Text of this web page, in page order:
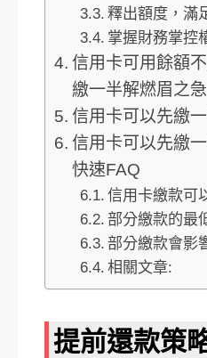
釋出額度，滿
掌握財務掌控
信用卡可用餘額
繳一半解燃眉之急
信用卡可以先繳
信用卡可以先繳
快速FAQ
信用卡繳款可
部分繳款的最
部分繳款會影
相關文章:
提前還款策